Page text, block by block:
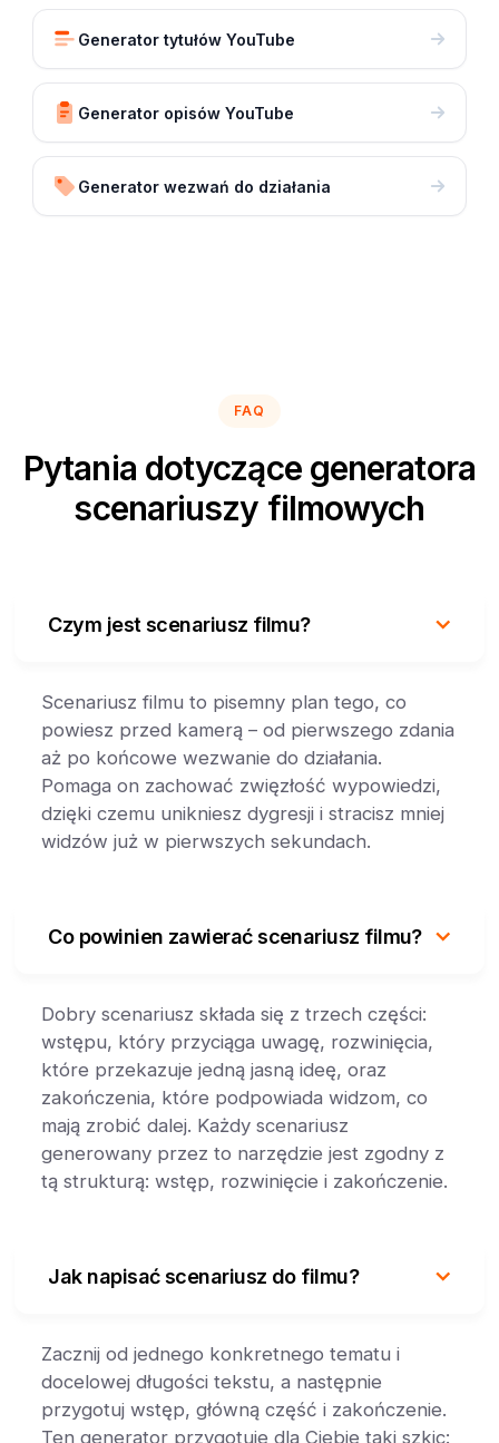
Generator tytułów YouTube
Generator opisów YouTube
Generator wezwań do działania
FAQ
Pytania dotyczące generatora
scenariuszy filmowych
Czym jest scenariusz filmu?
Scenariusz filmu to pisemny plan tego, co
powiesz przed kamerą – od pierwszego zdania
aż po końcowe wezwanie do działania.
Pomaga on zachować zwięzłość wypowiedzi,
dzięki czemu unikniesz dygresji i stracisz mniej
widzów już w pierwszych sekundach.
Co powinien zawierać scenariusz filmu?
Dobry scenariusz składa się z trzech części:
wstępu, który przyciąga uwagę, rozwinięcia,
które przekazuje jedną jasną ideę, oraz
zakończenia, które podpowiada widzom, co
mają zrobić dalej. Każdy scenariusz
generowany przez to narzędzie jest zgodny z
tą strukturą: wstęp, rozwinięcie i zakończenie.
Jak napisać scenariusz do filmu?
Zacznij od jednego konkretnego tematu i
docelowej długości tekstu, a następnie
przygotuj wstęp, główną część i zakończenie.
Ten generator przygotuje dla Ciebie taki szkic: